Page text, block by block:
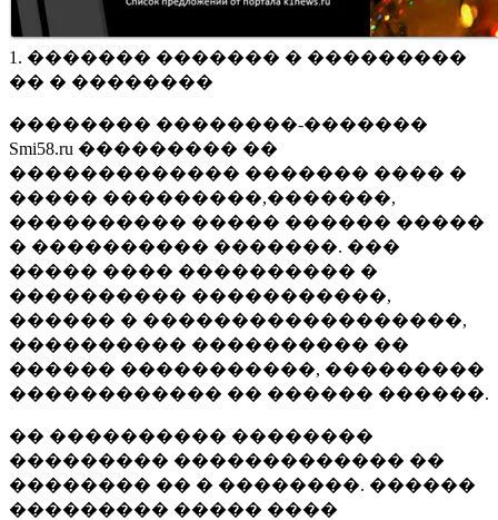
1. ������� ������� � ���������
�� � ��������
�������� ��������-�������
Smi58.ru ��������� ��
������������� ������� ���� �
����� ���������,�������,
���������� ����� ������ �����
� ���������� �������. ���
����� ���� ���������� �
���������� �����������,
������ � ������������������,
���������� ���������� ��
������ �����������, ���������
������������ �� ������ ������.
�� ���������� ��������
��������� ������������� ��
�������� �� � ��������. ������
��������� ����� ����